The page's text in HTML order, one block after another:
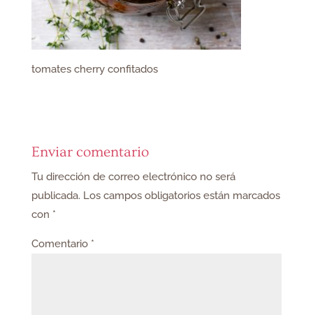
tomates cherry confitados
Enviar comentario
Tu dirección de correo electrónico no será
publicada. Los campos obligatorios están marcados
con *
Comentario *